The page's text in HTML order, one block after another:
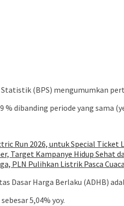
Statistik (BPS) mengumumkan
dibanding periode yang sama
Run 2026, untuk Special Ticket
Target Kampanye Hidup Sehat
PLN Pulihkan Listrik Pasca
Dasar Harga Berlaku (ADHB)
5,04% yoy.